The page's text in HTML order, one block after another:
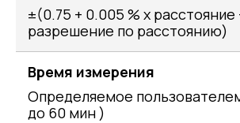
±(0.75 + 0.005 % x расстояние
разрешение по расстоянию)
Время измерения
Определяемое
до 60 мин )